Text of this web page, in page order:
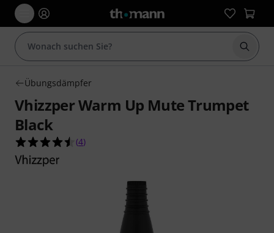
Suche
Übungsdämpfer
Vhizzper Warm Up Mute Trumpet
Black
4.5 von 5 Sternen aus 4 Kundenbewertungen
(4)